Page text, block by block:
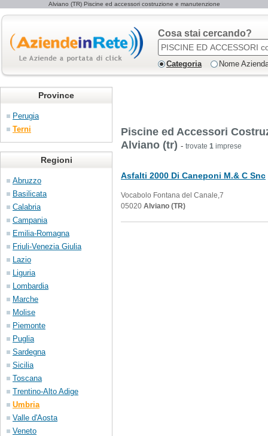
Alviano (TR) Piscine ed accessori costruzione e manutenzione
Cosa stai cercando?
Categoria Nome
Province
Perugia
Terni
Regioni
Abruzzo
Basilicata
Calabria
Campania
Emilia-Romagna
Friuli-Venezia Giulia
Lazio
Liguria
Lombardia
Marche
Molise
Piemonte
Puglia
Sardegna
Sicilia
Toscana
Trentino-Alto Adige
Umbria
Valle d'Aosta
Veneto
Piscine ed Accessori
Alviano (tr) - trovate 1 imprese
Asfalti 2000 Di Caneponi M.& C Snc
Vocabolo Fontana del Canale,7
05020 Alviano (TR)